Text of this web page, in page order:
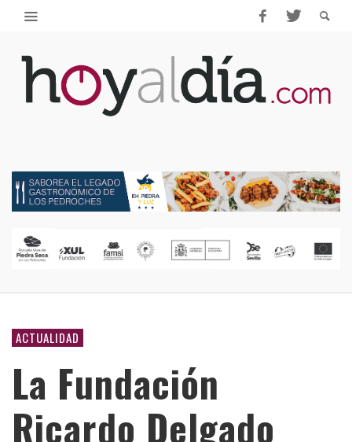
ACTUALIDAD
La Fundación
Ricardo Delgado